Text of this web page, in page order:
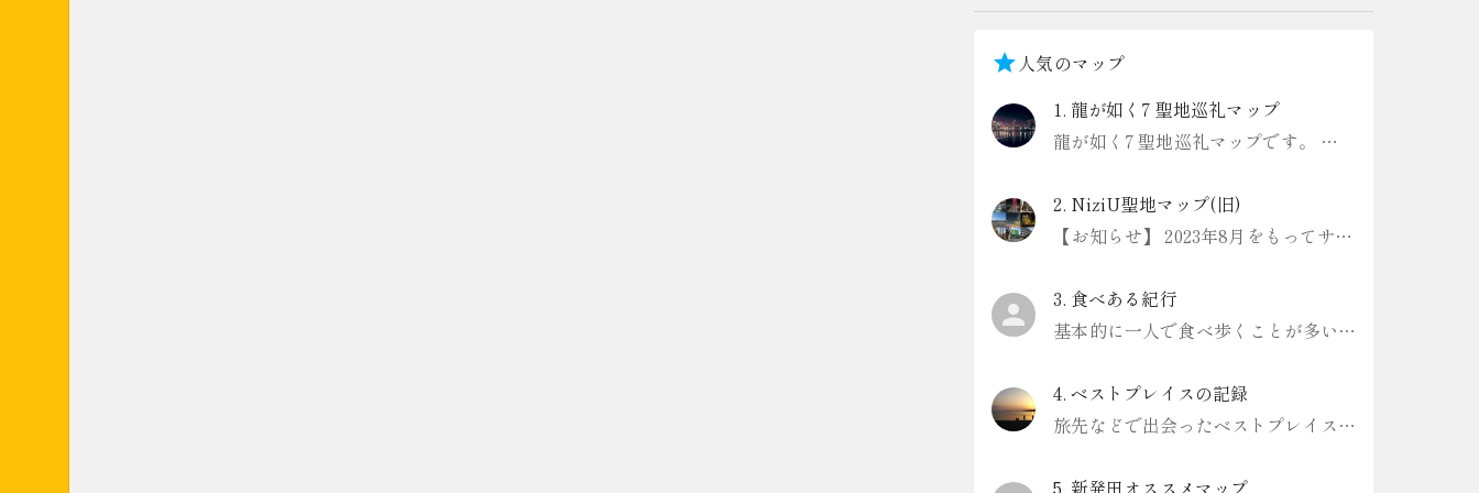
人気のマップ
1. 龍が如く7 聖地巡礼マップ
龍が如く7 聖地巡礼マップです。 一部、解説にゲーム内のネタバレありますのでお気をつけください。
2. NiziU聖地マップ(旧)
【お知らせ】 2023年8月をもってサービスを終了しました Digroundというアプリ内でリニューアル版を作成したので、こちらをご利用ください https://www.diground.com/lp/user
3. 食べある紀行
基本的に一人で食べ歩くことが多いです。
4. ベストプレイスの記録
旅先などで出会ったベストプレイスを記録していきます。
5 新発田オススメマップ